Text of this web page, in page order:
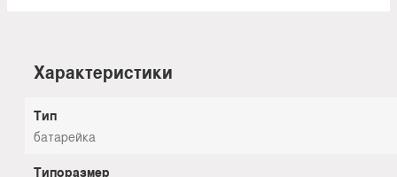
Характеристики
Тип
батарейка
Типоразмер